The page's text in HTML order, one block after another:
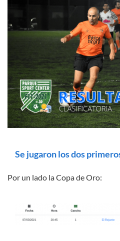
Se jugaron los dos
Por un lado la Copa de Oro: